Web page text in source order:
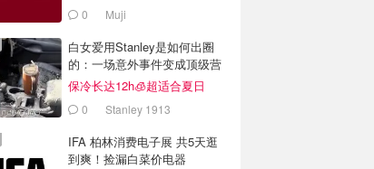
0 Muji
白女爱用Stanley是如何出圈
的：一场意外事件变成顶级营
销案例
保冷长达12h🧊超适合夏日
0 Stanley 1913
IFA 柏林消费电子展 共5天逛
到爽！捡漏白菜价电器